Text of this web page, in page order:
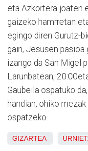
eta Azkortera joaten
gaizeko hamrretan
egingo diren Gurutz-
gain, Jesusen pasioa
izango da San Migel
Larunbatean,
Gaubeila ospatuko
handian, ohiko
ospatzeko.
GIZARTEA